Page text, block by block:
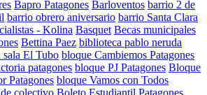
Bapro Patagones Barloventos barrio 2 de
barrio obrero aniversario barrio Santa Clara
- Kolina Basquet Becas municipales
Bettina Paez biblioteca pablo neruda
sala El Tubo bloque Cambiemos Patagones
patagones bloque PJ Patagones Bloque
Patagones bloque Vamos con Todos
colectivo Boleto Estudiantil Patagones